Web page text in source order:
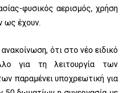
φυσικός αερισμός, χρήση
ως έχουν.
ανακοίνωση, ότι στο νέο ειδικό
για τη λειτουργία των
παραμένει υποχρεωτική για